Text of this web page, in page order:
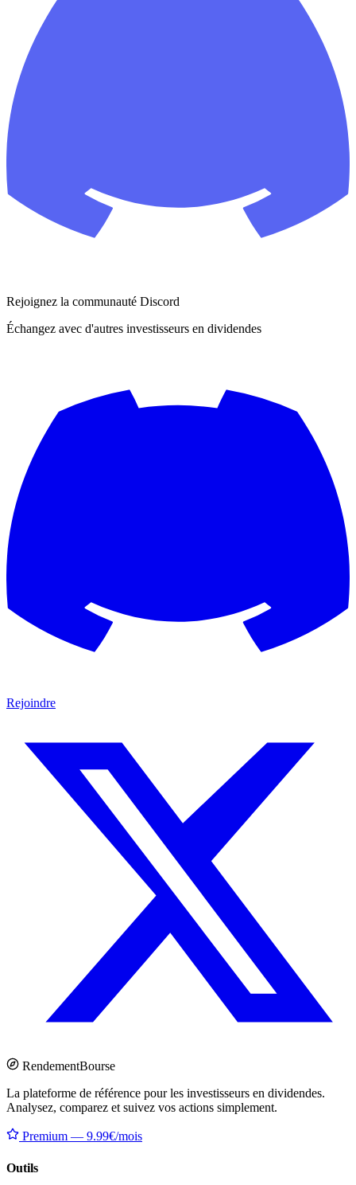
Rejoignez la communauté Discord
Échangez avec d'autres investisseurs en dividendes
Rejoindre
RendementBourse
La plateforme de référence pour les investisseurs en dividendes.
Analysez, comparez et suivez vos actions simplement.
Premium — 9.99€/mois
Outils